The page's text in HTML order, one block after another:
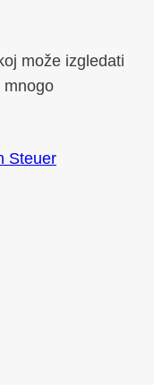
može izgledati
mnogo